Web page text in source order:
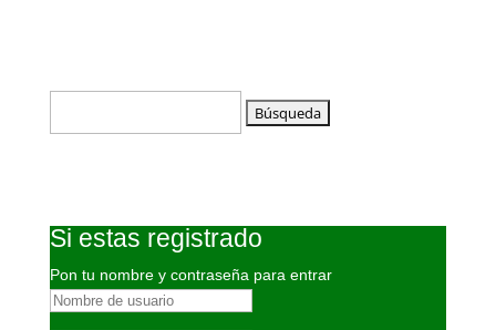
Si estas registrado
Pon tu nombre y contraseña para entrar